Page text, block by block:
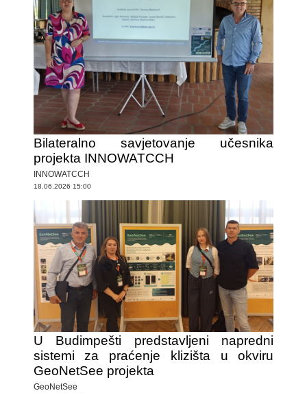
Bilateralno savjetovanje učesnika
projekta INNOWATCCH
INNOWATCCH
18.06.2026 15:00
U Budimpešti predstavljeni napredni
sistemi za praćenje klizišta u okviru
GeoNetSee projekta
GeoNetSee